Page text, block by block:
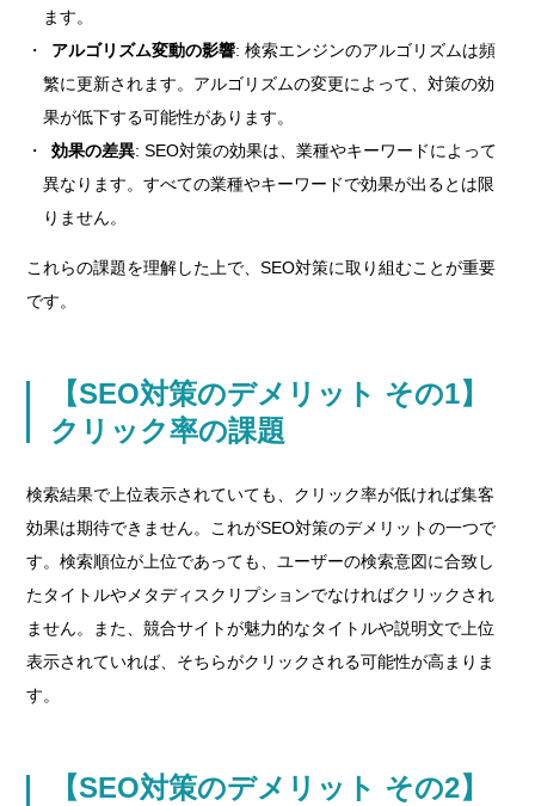
ます。
アルゴリズム変動の影響: 検索エンジンのアルゴリズムは頻
繁に更新されます。アルゴリズムの変更によって、対策の効
果が低下する可能性があります。
効果の差異: SEO対策の効果は、業種やキーワードによって
異なります。すべての業種やキーワードで効果が出るとは限
りません。
これらの課題を理解した上で、SEO対策に取り組むことが重要
です。
【SEO対策のデメリット その1】
クリック率の課題
検索結果で上位表示されていても、クリック率が低ければ集客
効果は期待できません。これがSEO対策のデメリットの一つで
す。検索順位が上位であっても、ユーザーの検索意図に合致し
たタイトルやメタディスクリプションでなければクリックされ
ません。また、競合サイトが魅力的なタイトルや説明文で上位
表示されていれば、そちらがクリックされる可能性が高まりま
す。
【SEO対策のデメリット その2】